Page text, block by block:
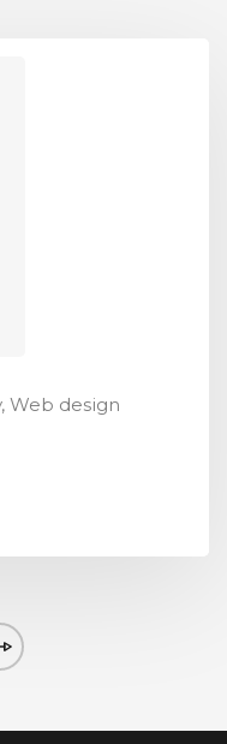
Web design